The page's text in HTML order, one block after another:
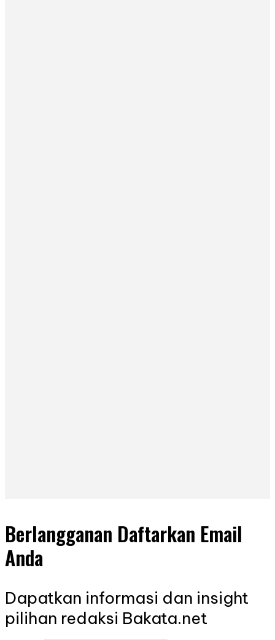
Berlangganan Daftarkan Email
Anda
Dapatkan informasi dan insight
pilihan redaksi Bakata.net